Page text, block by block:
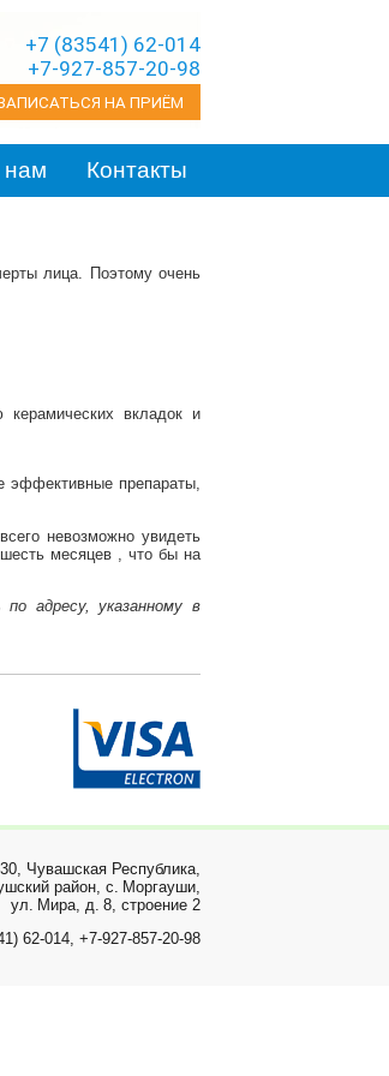
+7 (83541) 62-014
+7-927-857-20-98
НА ПРИЁМ
нам Контакты
лица. Поэтому очень
керамических вкладок и
эффективные препараты,
невозможно увидеть
месяцев , что бы на
адресу, указанному в
Чувашская Республика,
район, с. Моргауши,
ул. Мира, д. 8, строение 2
62-014, +7-927-857-20-98